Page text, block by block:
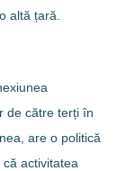
altă țară.
de către terți în
are o politică
activitatea